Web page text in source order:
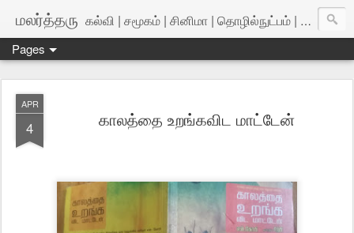
மலர்த்தரு கல்வி | சமூகம் | சினிமா | தொழில்நுட்பம் | அறிவியல்
Pages
APR
4 காலத்தை உறங்கவிட மாட்டேன்